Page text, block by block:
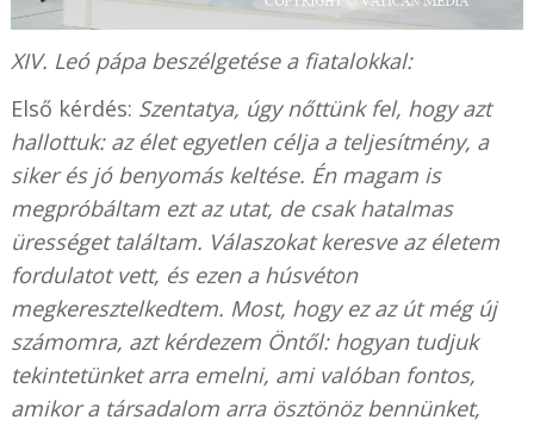
XIV. Leó pápa beszélgetése a fiatalokkal:
Első kérdés: Szentatya, úgy nőttünk fel, hogy azt
hallottuk: az élet egyetlen célja a teljesítmény, a
siker és jó benyomás keltése. Én magam is
megpróbáltam ezt az utat, de csak hatalmas
ürességet találtam. Válaszokat keresve az életem
fordulatot vett, és ezen a húsvéton
megkeresztelkedtem. Most, hogy ez az út még új
számomra, azt kérdezem Öntől: hogyan tudjuk
tekintetünket arra emelni, ami valóban fontos,
amikor a társadalom arra ösztönöz bennünket,